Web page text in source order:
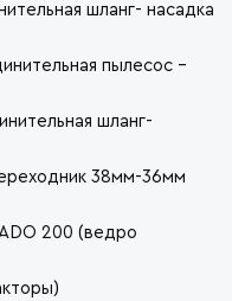
шланг- насадка
пылесос -
шланг-
38мм-36мм
200 (ведро